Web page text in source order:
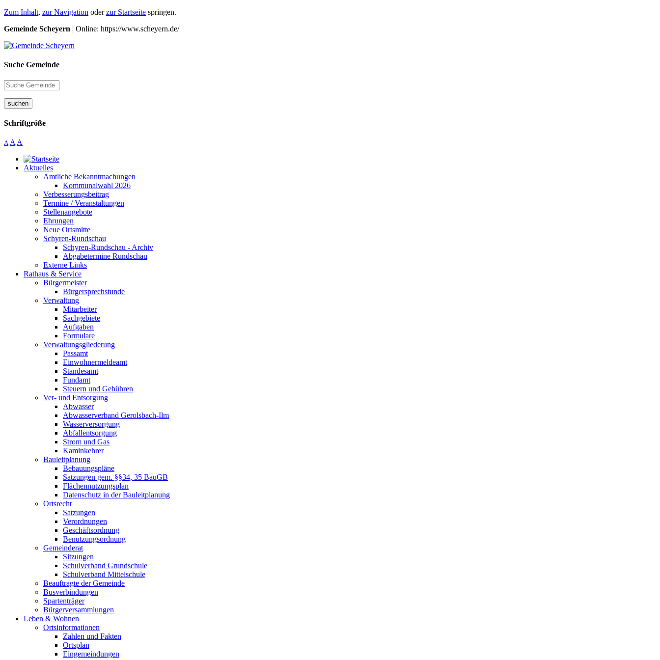
Zum Inhalt, zur Navigation oderzur Startseite springen.
Gemeinde Scheyern | Online: https://www.scheyern.de/
Suche Gemeinde
suchen
Schriftgröße
A A A
Aktuelles
Amtliche Bekanntmachungen
Kommunalwahl 2026
Verbesserungsbeitrag
Termine / Veranstaltungen
Stellenangebote
Ehrungen
Neue Ortsmitte
Schyren-Rundschau
Schyren-Rundschau - Archiv
Abgabetermine Rundschau
Externe Links
Rathaus & Service
Bürgermeister
Bürgersprechstunde
Verwaltung
Mitarbeiter
Sachgebiete
Aufgaben
Formulare
Verwaltungsgliederung
Passamt
Einwohnermeldeamt
Standesamt
Fundamt
Steuern und Gebühren
Ver- und Entsorgung
Abwasser
Abwasserverband Gerolsbach-Ilm
Wasserversorgung
Abfallentsorgung
Strom und Gas
Kaminkehrer
Bauleitplanung
Bebauungspläne
Satzungen gem. §§34, 35 BauGB
Flächennutzungsplan
Datenschutz in der Bauleitplanung
Ortsrecht
Satzungen
Verordnungen
Geschäftsordnung
Benutzungsordnung
Gemeinderat
Sitzungen
Schulverband Grundschule
Schulverband Mittelschule
Beauftragte der Gemeinde
Busverbindungen
Spartenträger
Bürgerversammlungen
Leben & Wohnen
Ortsinformationen
Zahlen und Fakten
Ortsplan
Eingemeindungen